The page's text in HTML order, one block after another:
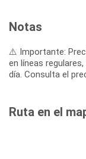
Notas
⚠️ Importante:
en líneas
día. Consulta el
Ruta en el